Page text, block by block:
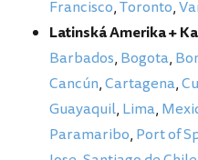
Francisco,Toronto,
Latinská Amerika +
Barbados, Bogota,
Cancún,Cartagena,
Guayaquil, Lima,
Paramaribo, Port of